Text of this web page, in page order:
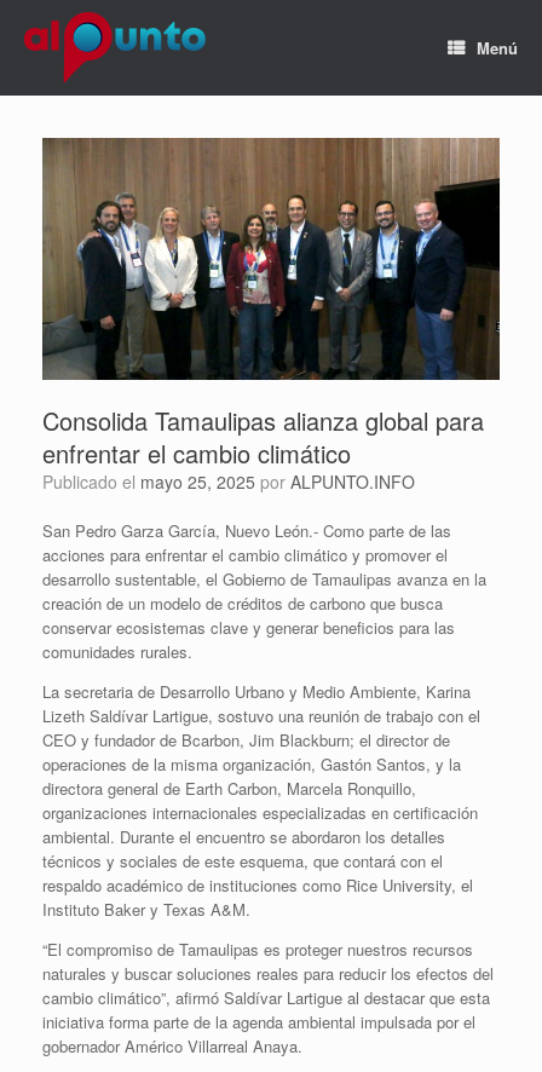
Menú
Consolida Tamaulipas alianza global para
enfrentar el cambio climático
Publicado el mayo 25, 2025 por ALPUNTO.INFO
San Pedro Garza García, Nuevo León.- Como parte de las
acciones para enfrentar el cambio climático y promover el
desarrollo sustentable, el Gobierno de Tamaulipas avanza en la
creación de un modelo de créditos de carbono que busca
conservar ecosistemas clave y generar beneficios para las
comunidades rurales.
La secretaria de Desarrollo Urbano y Medio Ambiente, Karina
Lizeth Saldívar Lartigue, sostuvo una reunión de trabajo con el
CEO y fundador de Bcarbon, Jim Blackburn; el director de
operaciones de la misma organización, Gastón Santos, y la
directora general de Earth Carbon, Marcela Ronquillo,
organizaciones internacionales especializadas en certificación
ambiental. Durante el encuentro se abordaron los detalles
técnicos y sociales de este esquema, que contará con el
respaldo académico de instituciones como Rice University, el
Instituto Baker y Texas A&M.
“El compromiso de Tamaulipas es proteger nuestros recursos
naturales y buscar soluciones reales para reducir los efectos del
cambio climático”, afirmó Saldívar Lartigue al destacar que esta
iniciativa forma parte de la agenda ambiental impulsada por el
gobernador Américo Villarreal Anaya.